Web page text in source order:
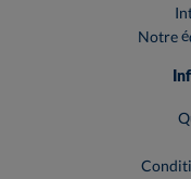
Notre